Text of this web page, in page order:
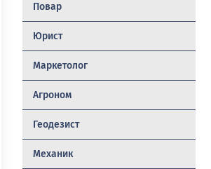
Повар
Юрист
Маркетолог
Агроном
Геодезист
Механик